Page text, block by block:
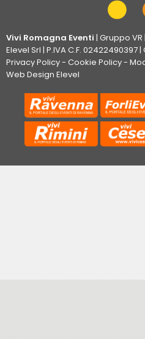
Vivi Romagna Eventi | Gruppo VR |
Elevel Srl | P.IVA C.F. 02422490397
Privacy Policy- Cookie Policy-
Web Design Elevel